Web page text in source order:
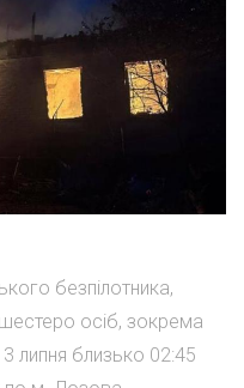
безпілотника,
осіб, зокрема
липня близько 02:45